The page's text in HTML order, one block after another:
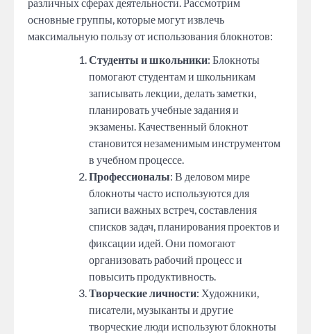
основные группы, которые могут извлечь
максимальную пользу от использования блокнотов:
Студенты и школьники: Блокноты
помогают студентам и школьникам
записывать лекции, делать заметки,
планировать учебные задания и
экзамены. Качественный блокнот
становится незаменимым инструментом
в учебном процессе.
Профессионалы: В деловом мире
блокноты часто используются для
записи важных встреч, составления
списков задач, планирования проектов и
фиксации идей. Они помогают
организовать рабочий процесс и
повысить продуктивность.
Творческие личности: Художники,
писатели, музыканты и другие
творческие люди используют блокноты